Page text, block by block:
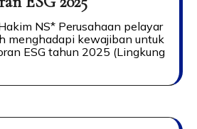
NS* Perusahaan pelayar
menghadapi kewajiban untuk
ESG tahun 2025 (Lingkung